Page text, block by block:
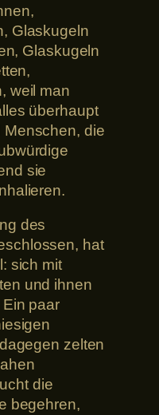
Glaskugeln
Glaskugeln
weil man
überhaupt
Menschen, die
sie
des
hat
sich mit
und ihnen
paar
zelten
die
begehren,